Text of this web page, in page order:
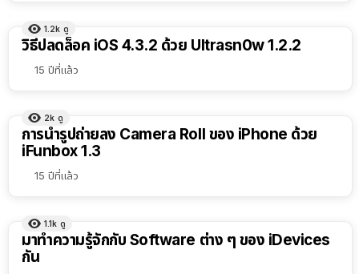
1.2k ดู
วิธีปลดล็อค iOS 4.3.2 ด้วย Ultrasn0w 1.2.2
15 ปีที่แล้ว
2k ดู
การนำรูปถ่ายลง Camera Roll ของ iPhone ด้วย
iFunbox 1.3
15 ปีที่แล้ว
1.1k ดู
มาทำความรู้จักกับ Software ต่าง ๆ ของ iDevices
กัน